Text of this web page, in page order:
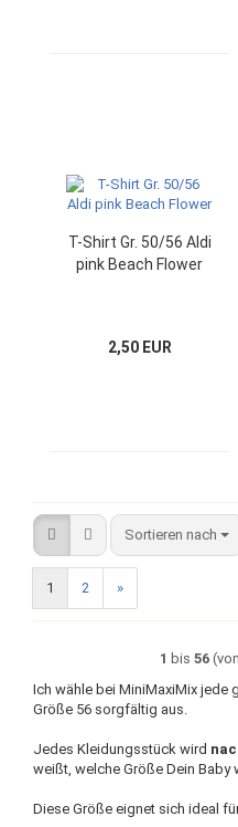
T-Shirt Gr. 50/56 Aldi
pink Beach Flower
2,50 EUR
Sortieren nach
Sortieren nach
1 2 »
1 bis 56
Ich wähle bei MiniMaxiMix jede
Größe 56 sorgfältig aus.
Jedes Kleidungsstück wird
weißt, welche Größe Dein Baby
Diese Größe eignet sich ideal